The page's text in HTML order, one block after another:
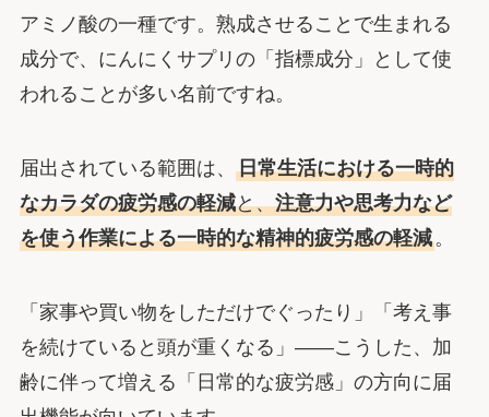
アミノ酸の一種です。熟成させることで生まれる
成分で、にんにくサプリの「指標成分」として使
われることが多い名前ですね。
届出されている範囲は、 日常生活における一時的
なカラダの疲労感の軽減と、注意力や思考力など
を使う作業による一時的な精神的疲労感の軽減。
「家事や買い物をしただけでぐったり」「考え事
を続けていると頭が重くなる」――こうした、加
齢に伴って増える「日常的な疲労感」の方向に届